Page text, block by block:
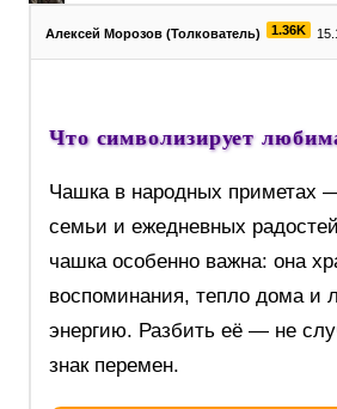
Алексей Морозов (Толкователь) 1.36K
Что символизирует
Чашка в народных приметах
семьи и ежедневных
чашка особенно важна: она
воспоминания, тепло дома и
энергию. Разбить её — не
знак перемен.